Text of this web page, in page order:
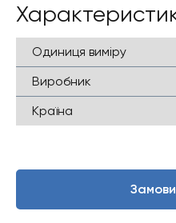
Одиниця виміру
Виробник
Країна